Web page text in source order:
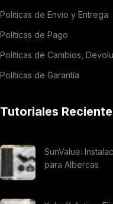
Politicas de Envio y Entrega
Políticas de Pago
Políticas de Cambios,
Políticas de Garantía
Tutoriales
SunValue:
para Albercas